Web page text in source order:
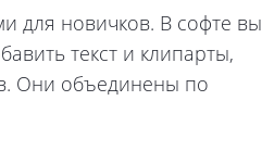
для новичков. В софте вы
текст и клипарты,
Они объединены по